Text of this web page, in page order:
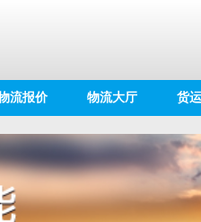
流报价 物流大厅 货